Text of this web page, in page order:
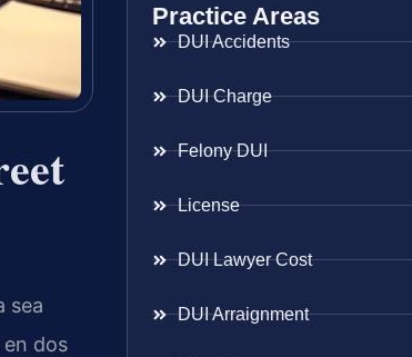
sea
dos
Practice Areas
DUI Accidents
DUI Charge
Felony DUI
License
DUI Lawyer Cost
DUI Arraignment